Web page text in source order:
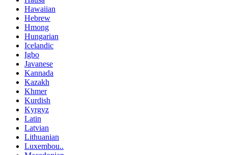
Hawaiian
Hebrew
Hmong
Hungarian
Icelandic
Igbo
Javanese
Kannada
Kazakh
Khmer
Kurdish
Kyrgyz
Latin
Latvian
Lithuanian
Luxembou..